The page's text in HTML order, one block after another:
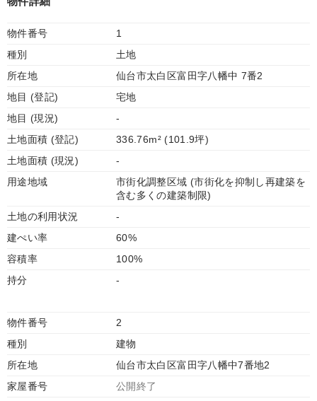
物件番号
1
種別
土地
所在地
仙台市太白区富田字八幡中 7番2
地目 (登記)
宅地
地目 (現況)
-
土地面積 (登記)
336.76m² (101.9坪)
土地面積 (現況)
-
用途地域
市街化調整区域 (市街化を抑制し再建築を
含む多くの建築制限)
土地の利用状況
-
建ぺい率
60%
容積率
100%
持分
-
物件番号
2
種別
建物
所在地
仙台市太白区富田字八幡中7番地2
家屋番号
公開終了